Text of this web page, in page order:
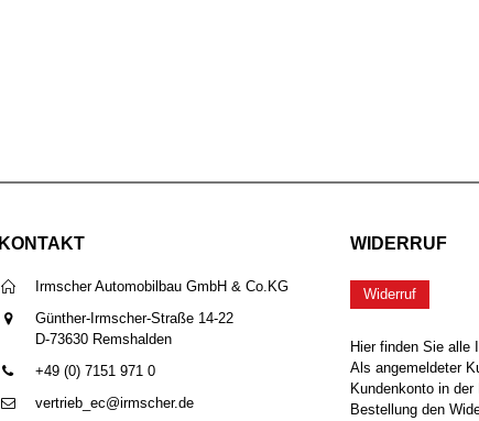
KONTAKT
Irmscher Automobilbau GmbH & Co.KG
Günther-Irmscher-Straße 14-22
D-73630 Remshalden
+49 (0) 7151 971 0
vertrieb_ec@irmscher.de
WIDERRUF
Widerruf
Hier finden Sie alle
Als angemeldeter
Kundenkonto in
Bestellung den